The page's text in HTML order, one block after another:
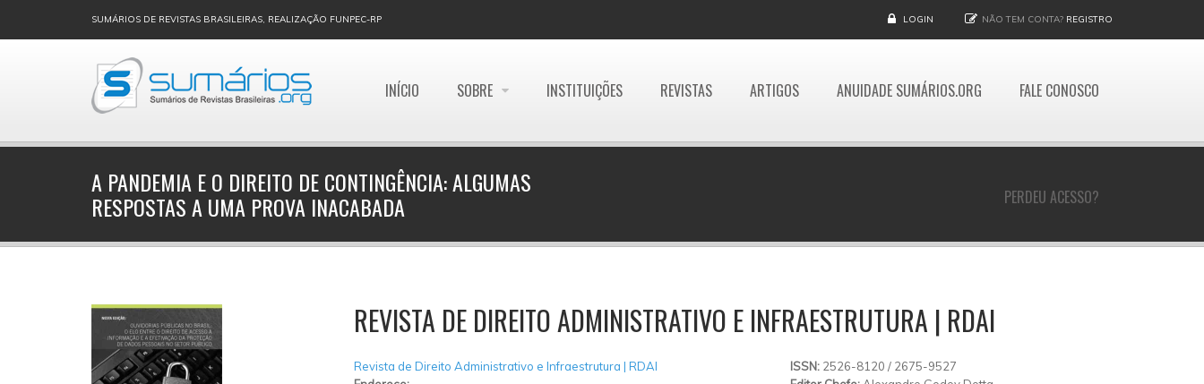
SUMÁRIOS DE REVISTAS BRASILEIRAS, REALIZAÇÃO FUNPEC-RP LOGIN NÃO TEM CONTA? REGISTRO
INÍCIO SOBRE INSTITUIÇÕES REVISTAS ARTIGOS ANUIDADE SUMÁRIOS.ORG FALE CONOSCO
PERDEU ACESSO?
A PANDEMIA E O DIREITO DE CONTINGÊNCIA: ALGUMAS
RESPOSTAS A UMA PROVA INACABADA
REVISTA DE DIREITO ADMINISTRATIVO E INFRAESTRUTURA | RDAI
Revista de Direito Administrativo e Infraestrutura | RDAI
ISSN: 2526-8120 / 2675-9527